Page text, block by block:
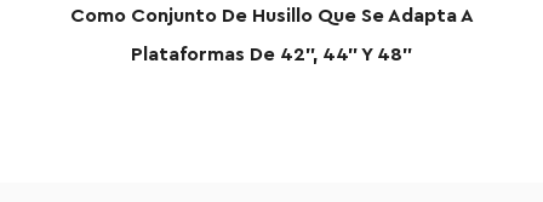
De Husillo Que Se Adapta A
De 42", 44" Y 48"